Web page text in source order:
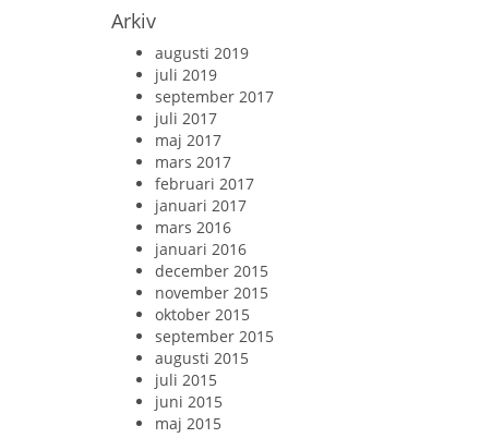
Arkiv
augusti 2019
juli 2019
september 2017
juli 2017
maj 2017
mars 2017
februari 2017
januari 2017
mars 2016
januari 2016
december 2015
november 2015
oktober 2015
september 2015
augusti 2015
juli 2015
juni 2015
maj 2015